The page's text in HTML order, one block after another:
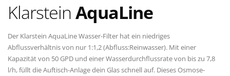
KlarsteinAquaLine
Der Klarstein AquaLine Wasser-Filter hat ein niedriges
Abflussverhältnis von nur 1:1,2 (Abfluss:Reinwasser). Mit einer
Kapazität von 50 GPD und einer Wasserdurchflussrate von bis zu 7,8
l/h, füllt die Auftisch-Anlage dein Glas schnell auf. Dieses Osmose-